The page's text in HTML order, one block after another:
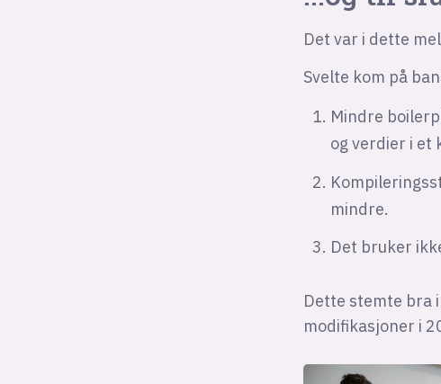
Det var i dette
Svelte kom på
Mindre
og verdier i et
mindre.
Det bruker
Dette stemte bra
modifikasjoner i